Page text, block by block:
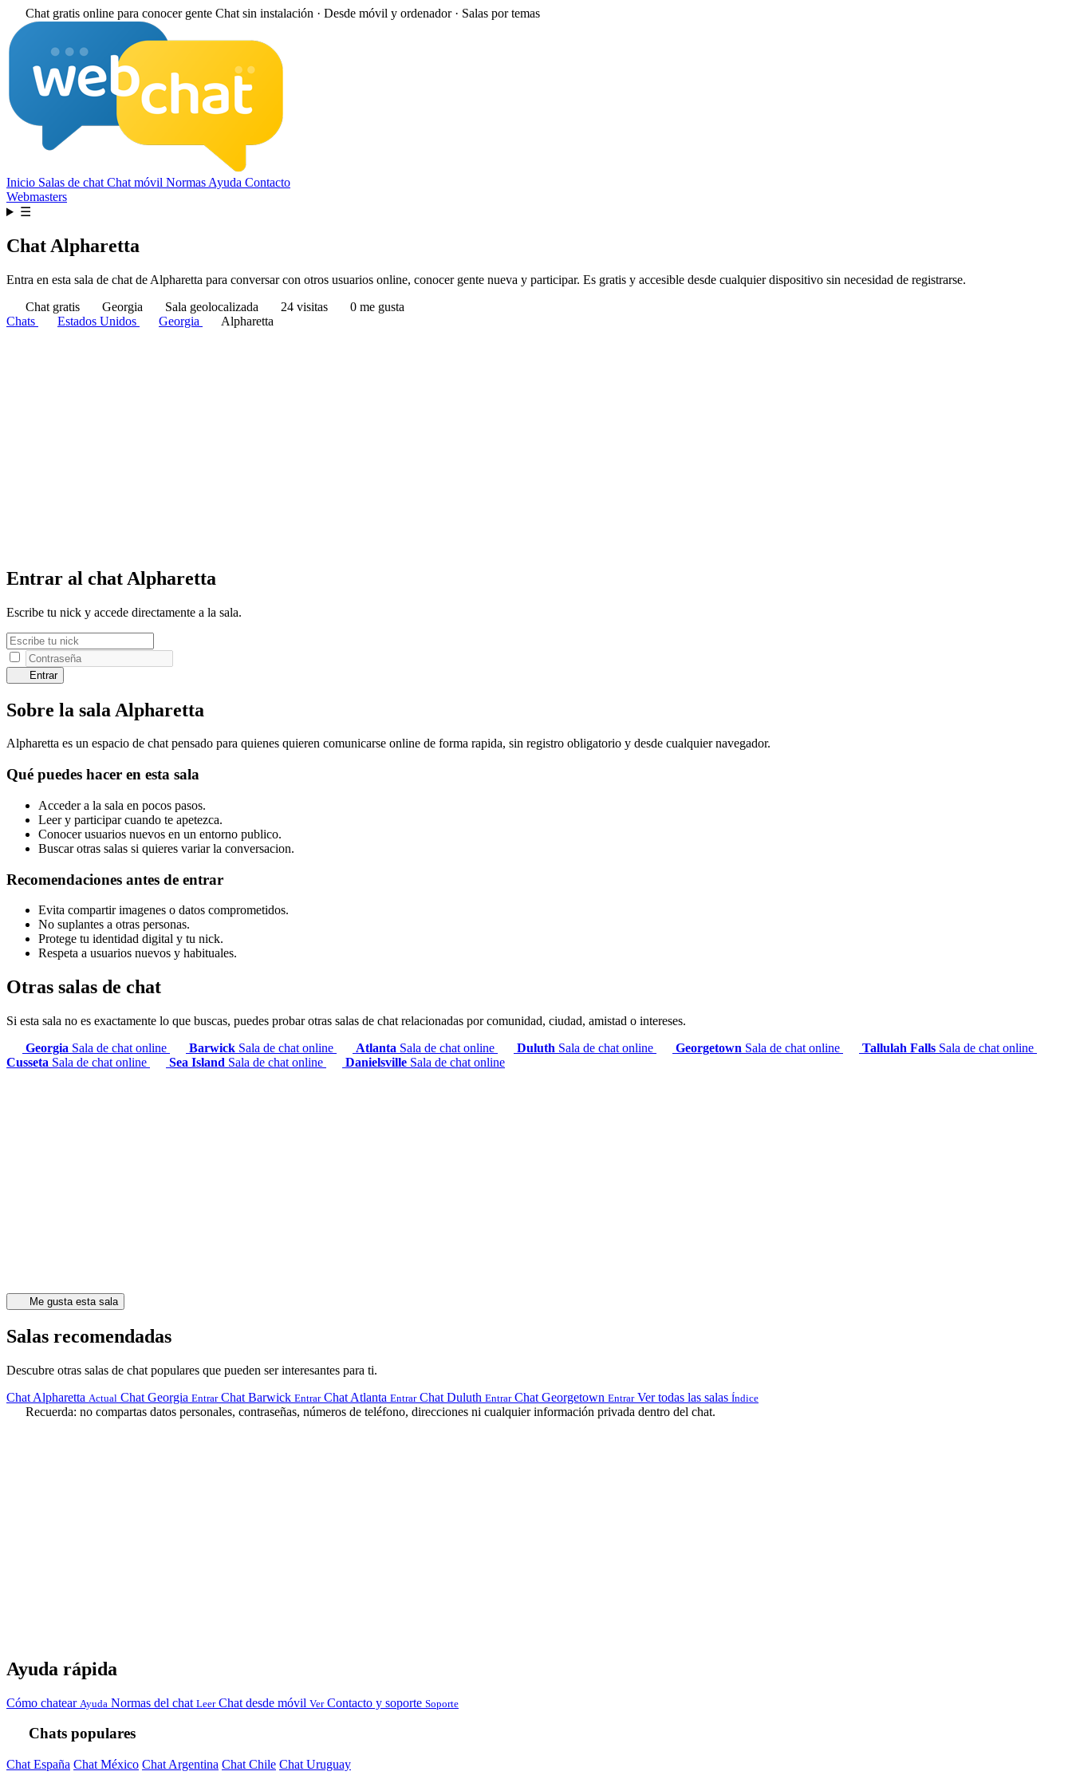
Chat gratis online para conocer gente Chat sin instalación · Desde móvil y ordenador · Salas por temas
Inicio Salas de chat Chat móvil Normas Ayuda Contacto
Webmasters
☰
Chat Alpharetta
Entra en esta sala de chat de Alpharetta para conversar con otros usuarios online, conocer gente nueva y participar. Es gratis y accesible desde cualquier dispositivo sin necesidad de registrarse.
Chat gratis
Georgia Sala geolocalizada 24 visitas
0 me gusta
Chats
Estados Unidos Georgia Alpharetta
Entrar al chat Alpharetta
Escribe tu nick y accede directamente a la sala.
Entrar
Sobre la sala Alpharetta
Alpharetta es un espacio de chat pensado para quienes quieren comunicarse online de forma rapida, sin registro obligatorio y desde cualquier navegador.
Qué puedes hacer en esta sala
Acceder a la sala en pocos pasos.
Leer y participar cuando te apetezca.
Conocer usuarios nuevos en un entorno publico.
Buscar otras salas si quieres variar la conversacion.
Recomendaciones antes de entrar
Evita compartir imagenes o datos comprometidos.
No suplantes a otras personas.
Protege tu identidad digital y tu nick.
Respeta a usuarios nuevos y habituales.
Otras salas de chat
Si esta sala no es exactamente lo que buscas, puedes probar otras salas de chat relacionadas por comunidad, ciudad, amistad o intereses.
Georgia Sala de chat online Barwick Sala de chat online Atlanta Sala de chat online Duluth Sala de chat online Georgetown Sala de chat online Tallulah Falls Sala de chat online
Cusseta Sala de chat online Sea Island Sala de chat online Danielsville Sala de chat online
Me gusta esta sala
Salas recomendadas
Descubre otras salas de chat populares que pueden ser interesantes para ti.
Chat Alpharetta Actual Chat Georgia Entrar Chat Barwick Entrar Chat Atlanta Entrar Chat Duluth Entrar Chat Georgetown Entrar Ver todas las salas Índice
Recuerda: no compartas datos personales, contraseñas, números de teléfono, direcciones ni cualquier información privada dentro del chat.
Ayuda rápida
Cómo chatear Ayuda Normas del chat Leer Chat desde móvil Ver Contacto y soporte Soporte
Chats populares
Chat España Chat México Chat Argentina Chat Chile Chat Uruguay